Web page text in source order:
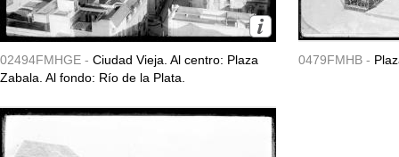
02494FMHGE - Ciudad Vieja. Al centro: Plaza
Zabala. Al fondo: Río de la Plata.
0479FMHB -